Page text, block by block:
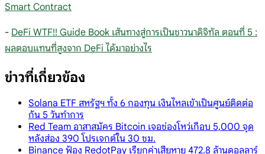
Smart Contract
- DeFi WTF!! Guide Book เส้นทางสู่การเป็นชาวนาดิจิทัล ตอนที่ 5 :
ผลตอบแทนที่สูงจาก DeFi ได้มาอย่างไร
ข่าวที่เกี่ยวข้อง
Solana ETF สหรัฐฯ ทั้ง 6 กองทุน เงินไหลเข้าเป็นศูนย์ติดต่อ
กัน 5 วันทำการ
Red Team อาสาสมัคร Bitcoin เจอช่องโหว่เกือบ 5,000 จุด
หลังส่อง 390 โปรเจกต์ใน 30 ชม.
Binance ฟ้อง RedotPay เรียกค่าเสียหาย 472.8 ล้านดอลลาร์